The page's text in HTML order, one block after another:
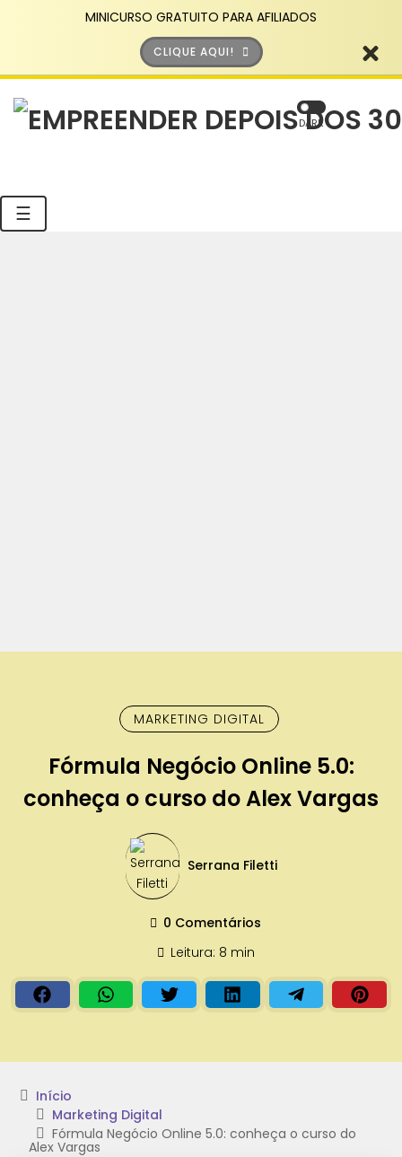
MINICURSO GRATUITO PARA AFILIADOS
CLIQUE AQUI!
☰
DARK
MARKETING DIGITAL
Fórmula Negócio Online 5.0:
conheça o curso do Alex Vargas
Serrana Filetti
0 Comentários
Leitura: 8 min
Início
Marketing Digital
Fórmula Negócio Online 5.0: conheça o curso do
Alex Vargas